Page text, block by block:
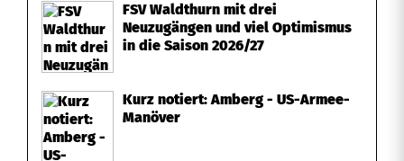
FSV Waldthurn mit drei
Neuzugängen und viel Optimismus
in die Saison 2026/27
Kurz notiert: Amberg - US-Armee-
Manöver